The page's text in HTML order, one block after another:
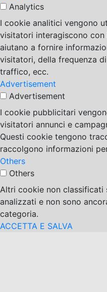
Analytics
I cookie analitici vengono
visitatori interagiscono
aiutano a fornire
visitatori, della frequenza
traffico, ecc.
Advertisement
Advertisement
I cookie pubblicitari
visitatori annunci e
Questi cookie tengono
raccolgono informazioni
Others
Others
Altri cookie non classificati
analizzati e non sono
categoria.
ACCETTA E SALVA